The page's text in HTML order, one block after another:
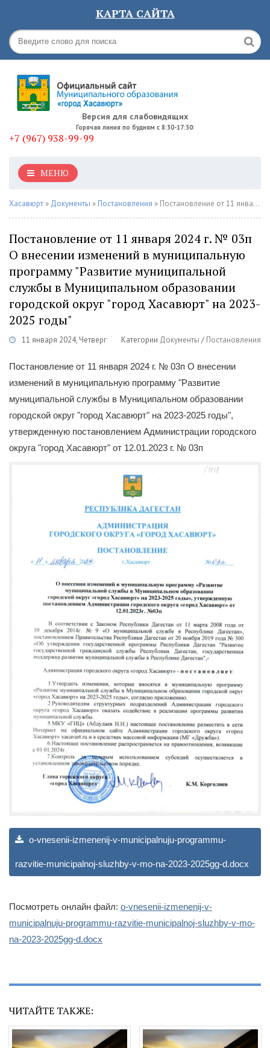
КАРТА САЙТА
Версия для слабовидящих
Горячая линия по будням с 8:30-17:30:
+7 (967) 938-99-99
МЕНЮ
Хасавюрт » Документы » Постановления » Постановление от 11 января 2024 г. № 03п О внесении изменений в муниципальную программу "Развитие муниципальной службы в Муниципальном образовании городской округ "город Хасавюрт" на 2023-2025 годы"
Постановление от 11 января 2024 г. № 03п
О внесении изменений в муниципальную
программу "Развитие муниципальной
службы в Муниципальном образовании
городской округ "город Хасавюрт" на 2023-
2025 годы"
11 января 2024, Четверг Категории Документы / Постановления
Постановление от 11 января 2024 г. № 03п О внесении
изменений в муниципальную программу "Развитие
муниципальной службы в Муниципальном образовании
городской округ "город Хасавюрт" на 2023-2025 годы",
утвержденную постановлением Администрации городского
округа "город Хасавюрт" от 12.01.2023 г. № 03п
o-vnesenii-izmenenij-v-municipalnuju-programmu-
razvitie-municipalnoj-sluzhby-v-mo-na-2023-2025gg-d.docx
Посмотреть онлайн файл: o-vnesenii-izmenenij-v-
municipalnuju-programmu-razvitie-municipalnoj-sluzhby-v-mo-
na-2023-2025gg-d.docx
ЧИТАЙТЕ ТАКЖЕ: